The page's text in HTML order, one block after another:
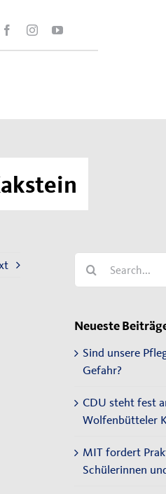
for:
Neueste
Sind unsere
Gefahr?
CDU steht fest
Wolfenbütteler
MIT fordert
Schülerinnen